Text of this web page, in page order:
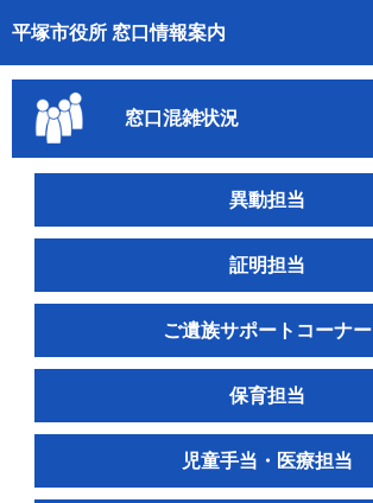
平塚市役所 窓口情報案内
トップページへ
ご利用方法
事前予約
窓口混雑状況
待ち状況確認
窓口混雑状況
異動担当
証明担当
ご遺族サポートコーナー
保育担当
児童手当・医療担当